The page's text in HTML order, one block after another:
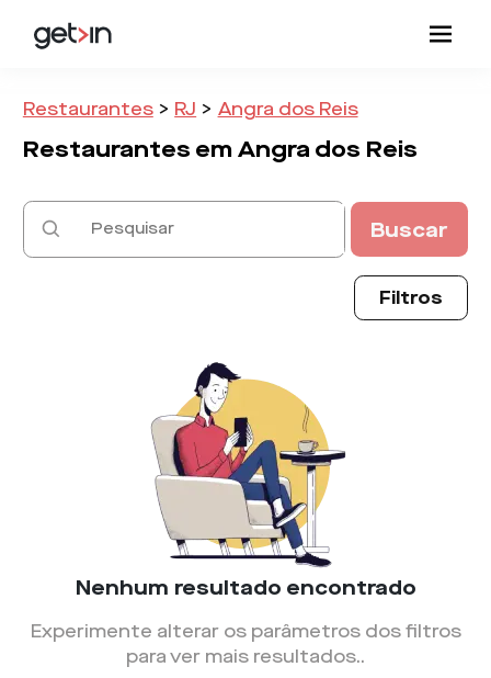
Restaurantes > RJ > Angra dos Reis
Restaurantes emAngra dos Reis
Buscar
Filtros
Nenhum resultado encontrado
Experimente alterar os parâmetros dos filtros
para ver mais resultados..